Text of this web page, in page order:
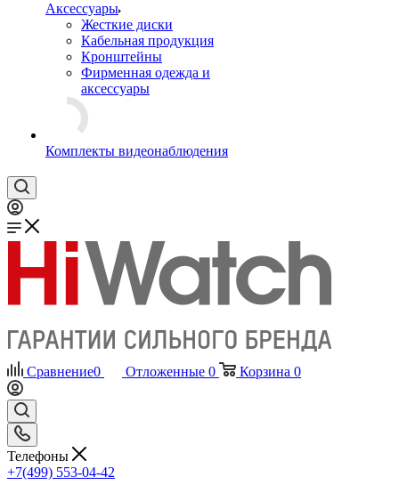
Аксессуары
Жесткие диски
Кабельная продукция
Кронштейны
Фирменная одежда и
аксессуары
Комплекты видеонаблюдения
Сравнение0 Отложенные 0 Корзина 0
Телефоны
+7(499) 553-04-42